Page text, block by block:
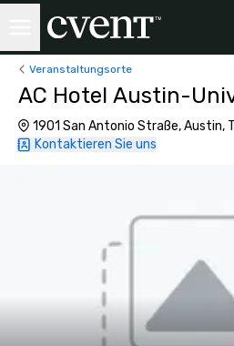
Veranstaltungsorte
AC Hotel Austin-
1901 San Antonio Straße, Austin,
Kontaktieren Sie uns